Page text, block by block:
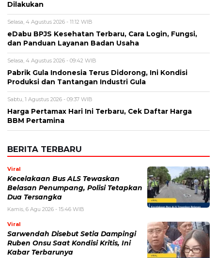
Pabrik Gula Indonesia Terus Didorong, Ini Kondisi
Produksi dan Tantangan Industri Gula
Sabtu, 1 Agustus 2026 - 09:37 WIB
Harga Pertamax Hari Ini Terbaru, Cek Daftar Harga
BBM Pertamina
BERITA TERBARU
Viral
Kecelakaan Bus ALS Tewaskan
Belasan Penumpang, Polisi Tetapkan
Dua Tersangka
Viral
Sarwendah Disebut Setia Dampingi
Ruben Onsu Saat Kondisi Kritis, Ini
Kabar Terbarunya
Kamis, 6 Agu 2026 - 15:25 WIB
Sejarah
Cara Ikut Upacara Kemerdekaan di
Istana 17 Agustus 2026, Syarat dan
Link Pendaftaran
Kamis, 6 Agu 2026 - 15:19 WIB